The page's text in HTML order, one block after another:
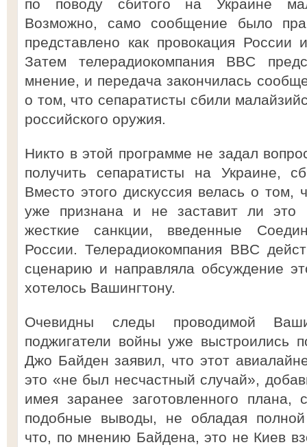
по поводу сбитого на Украине
Возможно, само сообщение было
представлено как провокация России
Затем телерадиокомпания BBC
мнение, и передача закончилась
о том, что сепаратисты сбили
российского оружия.
Никто в этой программе не задал
получить сепаратисты на Украине,
Вместо этого дискуссия велась о том,
уже признана и не заставит ли это
жесткие санкции, введенные
России. Телерадиокомпания BBC
сценарию и направляла обсуждение
хотелось Вашингтону.
Очевидны следы проводимой
поджигатели войны уже выстроились
Джо Байден заявил, что этот
это «не был несчастный случай»,
имея заранее заготовленного плана,
подобные выводы, не обладая
что, по мнению Байдена, это не Киев